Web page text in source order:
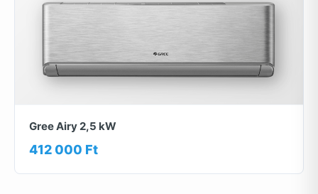
Gree Airy 2,5 kW
412 000 Ft